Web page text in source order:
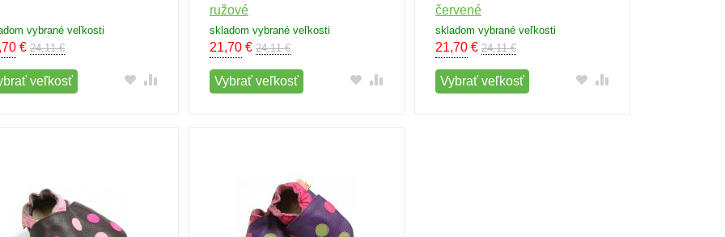
vybrané veľkosti
€ 24,11 €
veľkosť
ružové
skladom vybrané veľkosti
21,70€ 24,11 €
Vybrať veľkosť
červené
skladom vybrané veľkosti
21,70€ 24,11 €
Vybrať veľkosť